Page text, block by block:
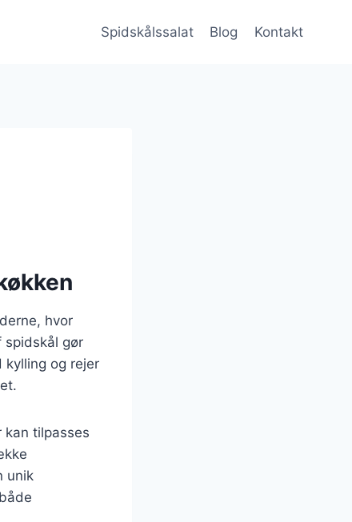
Spidskålssalat Blog Kontakt
hvor
spidskål gør
kylling og rejer
kan tilpasses
unik